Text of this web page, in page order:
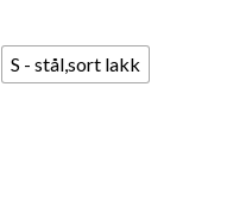
S - stål,sort lakk